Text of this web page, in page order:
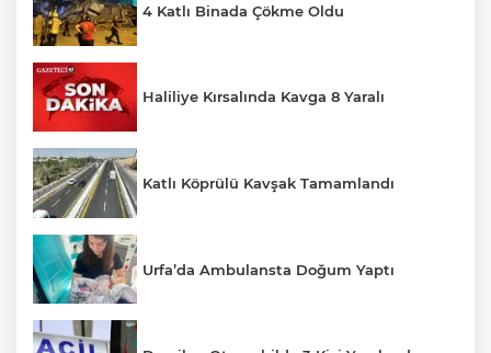
4 Katlı Binada Çökme Oldu
Haliliye Kırsalında Kavga 8 Yaralı
Katlı Köprülü Kavşak Tamamlandı
Urfa’da Ambulansta Doğum Yaptı